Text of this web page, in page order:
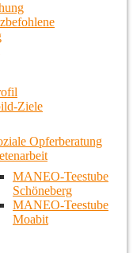
Ziele
Opferberatung
MANEO-Teestube
Schöneberg
MANEO-Teestube
Moabit